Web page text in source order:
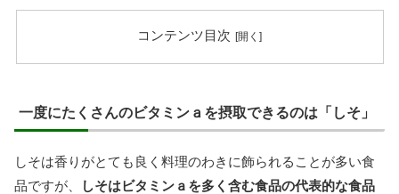
コンテンツ目次
一度にたくさんのビタミンａを摂取できるのは「しそ」
しそは香りがとても良く料理のわきに飾られることが多い食
品ですが、
しそはビタミンａを多く含む食品の代表的な食品